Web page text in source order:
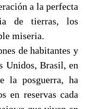
a la perfecta
de tierras, los
miseria.
de habitantes y
Unidos, Brasil, en
la posguerra, ha
en reservas cada